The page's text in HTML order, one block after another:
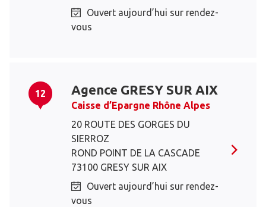
Ouvert aujourd’hui sur rendez-
vous
12 Agence GRESY SUR AIX
Caisse d’Epargne Rhône Alpes
20 ROUTE DES GORGES DU
SIERROZ
ROND POINT DE LA CASCADE
73100 GRESY SUR AIX
Ouvert aujourd’hui sur rendez-
vous